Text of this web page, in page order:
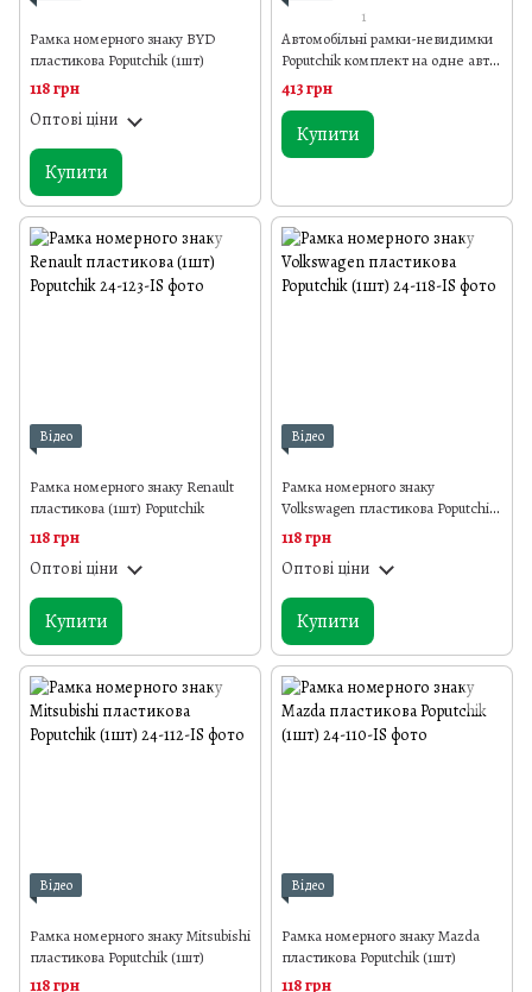
Рамка номерного знаку BYD
пластикова Poputchik (1шт)
118 грн
Оптові ціни
Купити
1
Автомобільні рамки-невидимки
Poputchik комплект на одне авто
чорні (24-051-IS)
413 грн
Купити
Відео
Рамка номерного знаку Renault
пластикова (1шт) Poputchik
118 грн
Оптові ціни
Купити
Відео
Рамка номерного знаку
Volkswagen пластикова Poputchik
(1шт)
118 грн
Оптові ціни
Купити
Відео
Рамка номерного знаку Mitsubishi
пластикова Poputchik (1шт)
118 грн
Відео
Рамка номерного знаку Mazda
пластикова Poputchik (1шт)
118 грн